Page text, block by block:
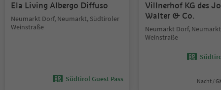
Ela Living Albergo Diffuso
Neumarkt Dorf, Neumarkt, Südtiroler
Weinstraße
Südtirol Guest Pass
Villnerhof KG des
Walter & Co.
Neumarkt Dorf,
Weinstraße
Nacht /